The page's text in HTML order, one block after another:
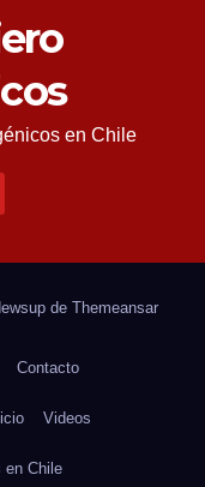
en Chile
de Themeansar
Contacto
Videos
en Chile